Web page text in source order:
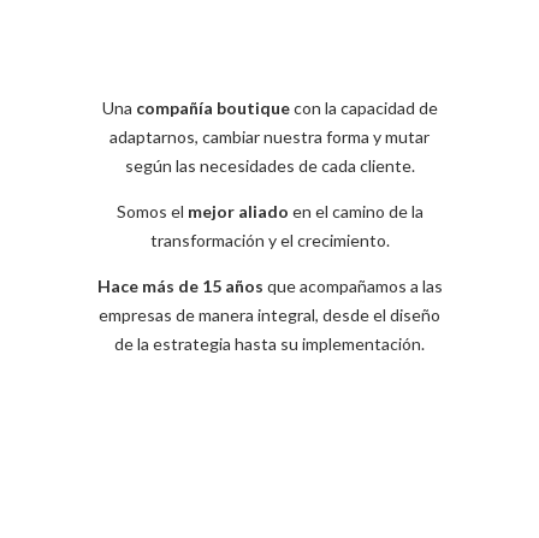
Una compañía boutiquecon la capacidad de
adaptarnos, cambiar nuestra forma y mutar
según las necesidades de cada cliente.
Somos el mejor aliado en el camino de la
transformación y el crecimiento.
Hace más de 15 años que acompañamos a las
empresas de manera integral, desde el diseño
de la estrategia hasta su implementación.